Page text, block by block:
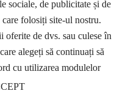
sociale, de publicitate și de
folosiți site-ul nostru.
de dvs. sau culese în
alegeți să continuați să
cu utilizarea modulelor